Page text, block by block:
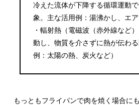
冷えた流体が下降する循環運動
象。主な活用例：湯沸かし、エア
・輻射熱（電磁波（赤外線など
動し、物質を介さずに熱が伝わ
例：太陽の熱、炭火など）
もっともフライパンで肉を焼く場合に